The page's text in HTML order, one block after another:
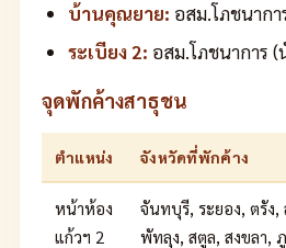
บ้านคุณยาย: อสม.โภชนาก
ระเบียง 2: อสม.โภชนาการ (
จุดพักค้างสาธุชน
ตำแหน่ง จังหวัดที่พักค้าง
หน้าห้อง
แก้วฯ 2
จันทบุรี, ระยอง, ตรัง
พัทลุง, สตูล, สงขลา,